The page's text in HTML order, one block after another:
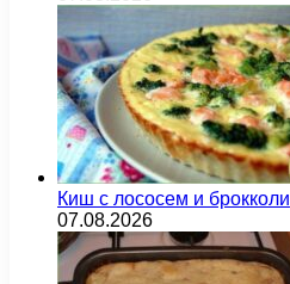
Киш с лососем и брокколи
07.08.2026